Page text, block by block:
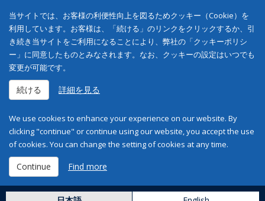
当サイトでは、お客様の利便性向上を図るためクッキー（Cookie）を
利用しています。お客様は、「続ける」のリンクをクリックするか、引
き続き当サイトをご利用になることにより、弊社の「クッキーポリシ
ー」に同意したものとみなされます。なお、クッキーの設定はいつでも
変更が可能です。
続ける 詳細を見る
We use cookies to enhance your experience on our website. By
clicking "continue" or continue using our website, you accept the use
of cookies. You can change the setting of cookies at any time.
Continue Find more